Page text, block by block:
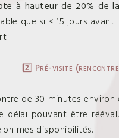
à hauteur de 20% de
que si < 15 jours
2️⃣ Pré-visite
de 30 minutes
délai pouvant être
mes disponibilités.